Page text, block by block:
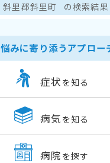
斜里郡斜里町 の検索結果
悩みに寄り添うアプロー
症状 を知る
病気 を知る
病院 を探す